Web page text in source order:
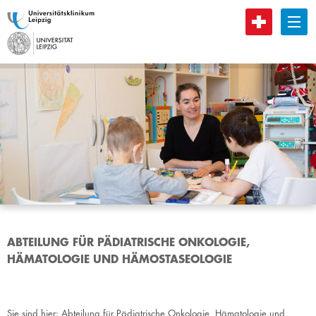
B
ABTEILUNG FÜR PÄDIATRISCHE ONKOLOGIE,
HÄMATOLOGIE UND HÄMOSTASEOLOGIE
Sie sind hier: Abteilung für Pädiatrische Onkologie, Hämatologie und